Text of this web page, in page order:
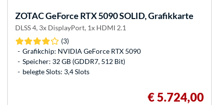
ZOTACGeForce RTX 5090 SOLID, Grafikkarte
DLSS 4, 3x DisplayPort, 1x HDMI 2.1
(3)
Grafikchip: NVIDIA GeForce RTX 5090
Speicher: 32 GB (GDDR7, 512 Bit)
belegte Slots: 3,4 Slots
€ 5.724,00